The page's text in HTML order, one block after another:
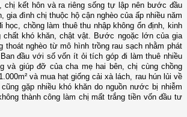
chị kết hôn và ra riêng sống tự lập nên bước đầu
gia đình chị thuộc hộ cận nghèo của ấp nhiều năm
học, chồng làm thuê thu nhập không ổn định, kinh
chất khó khăn, chật vật. Bước ngoặc lớn của gia
nghèo từ mô hình trồng rau sạch nhằm phát
đầu với số vốn ít ỏi tích góp đi làm thuê nhiều
và giúp đỡ của cha mẹ hai bên, chị cùng chồng
và mua hạt giống cải xà lách, rau hún lủi về
gặp nhiều khó khăn do nguồn nước bị nhiễm
thành công làm chị mất trắng tiền vốn đầu tư